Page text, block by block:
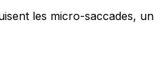
les micro-saccades, un